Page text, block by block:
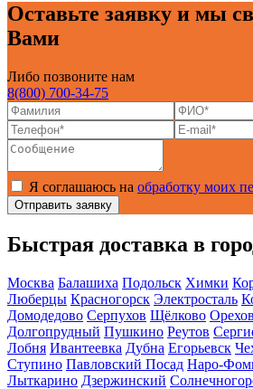
Оставьте заявку и мы
Вами
Либо позвоните нам
8(800) 700-34-75
Я соглашаюсь на обработку моих
Быстрая доставка в
Москва Балашиха Подольск Химки
Люберцы Красногорск Электросталь
Домодедово Серпухов Щёлково
Долгопрудный Пушкино Реутов
Лобня Ивантеевка Дубна Егорьевск
Ступино Павловский Посад Наро-
Лыткарино Дзержинский